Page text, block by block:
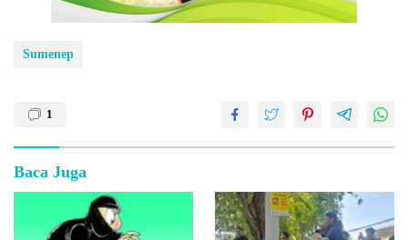
Sumenep
1
Baca Juga